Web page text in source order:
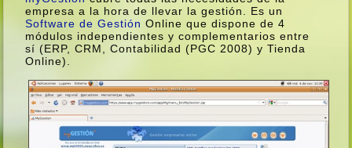
empresa a la hora de llevar la gestión. Es un
Software de Gestión Online que dispone de 4
módulos independientes y complementarios entre
sí­ (ERP, CRM, Contabilidad (PGC 2008) y Tienda
Online).